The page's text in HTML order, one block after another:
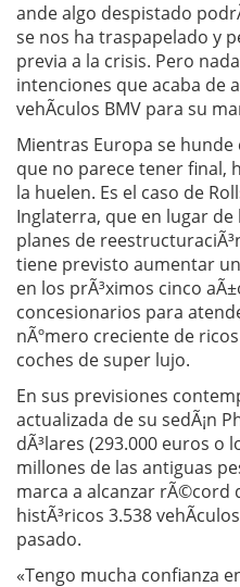
ande algo despistado
se nos ha traspapelado y
previa a la crisis. Pero
intenciones que acaba de
vehÃ­culos BMV para su
Mientras Europa se hunde
que no parece tener final,
la huelen. Es el caso de
Inglaterra, que en lugar
planes de
tiene previsto aumentar
en los prÃ³ximos cinco
concesionarios para
nÃºmero creciente de
coches de super lujo.
En sus previsiones
actualizada de su sedÃ¡n
dÃ³lares (293.000 euros o
millones de las antiguas
marca a alcanzar rÃ©cord
histÃ³ricos 3.538
pasado.
«Tengo mucha confianza